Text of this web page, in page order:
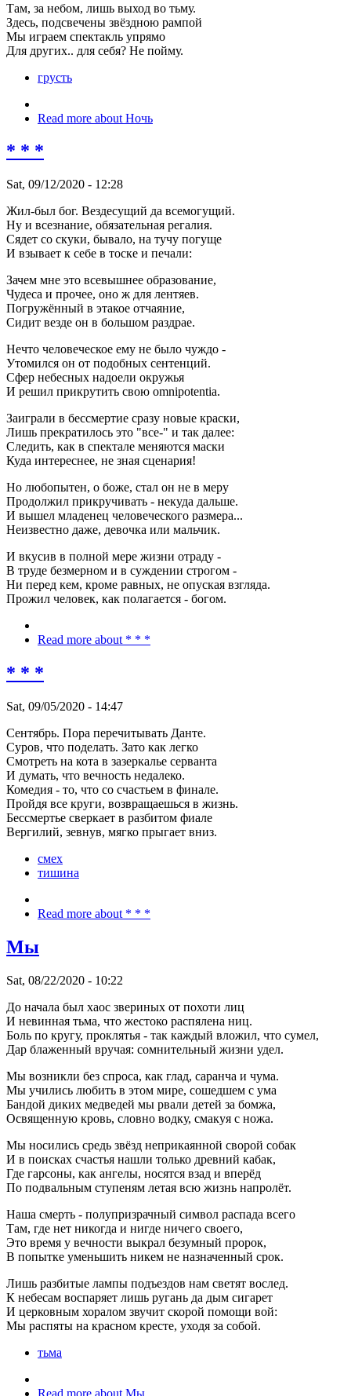
Там, за небом, лишь выход во тьму.
Здесь, подсвечены звёздною рампой
Мы играем спектакль упрямо
Для других.. для себя? Не пойму.
грусть
Read more about Ночь
* * *
Sat, 09/12/2020 - 12:28
Жил-был бог. Вездесущий да всемогущий.
Ну и всезнание, обязательная регалия.
Сядет со скуки, бывало, на тучу погуще
И взывает к себе в тоске и печали:
Зачем мне это всевышнее образование,
Чудеса и прочее, оно ж для лентяев.
Погружённый в этакое отчаяние,
Сидит везде он в большом раздрае.
Нечто человеческое ему не было чуждо -
Утомился он от подобных сентенций.
Сфер небесных надоели окружья
И решил прикрутить свою omnipotentia.
Заиграли в бессмертие сразу новые краски,
Лишь прекратилось это "все-" и так далее:
Следить, как в спектале меняются маски
Куда интереснее, не зная сценария!
Но любопытен, о боже, стал он не в меру
Продолжил прикручивать - некуда дальше.
И вышел младенец человеческого размера...
Неизвестно даже, девочка или мальчик.
И вкусив в полной мере жизни отраду -
В труде безмерном и в суждении строгом -
Ни перед кем, кроме равных, не опуская взгляда.
Прожил человек, как полагается - богом.
Read more about * * *
* * *
Sat, 09/05/2020 - 14:47
Сентябрь. Пора перечитывать Данте.
Суров, что поделать. Зато как легко
Смотреть на кота в зазеркалье серванта
И думать, что вечность недалеко.
Комедия - то, что со счастьем в финале.
Пройдя все круги, возвращаешься в жизнь.
Бессмертье сверкает в разбитом фиале
Вергилий, зевнув, мягко прыгает вниз.
смех
тишина
Read more about * * *
Мы
Sat, 08/22/2020 - 10:22
До начала был хаос звериных от похоти лиц
И невинная тьма, что жестоко распялена ниц.
Боль по кругу, проклятья - так каждый вложил, что сумел,
Дар блаженный вручая: сомнительный жизни удел.
Мы возникли без спроса, как глад, саранча и чума.
Мы учились любить в этом мире, сошедшем с ума
Бандой диких медведей мы рвали детей за бомжа,
Освященную кровь, словно водку, смакуя с ножа.
Мы носились средь звёзд неприкаянной сворой собак
И в поисках счастья нашли только древний кабак,
Где гарсоны, как ангелы, носятся взад и вперёд
По подвальным ступеням летая всю жизнь напролёт.
Наша смерть - полупризрачный символ распада всего
Там, где нет никогда и нигде ничего своего,
Это время у вечности выкрал безумный пророк,
В попытке уменьшить никем не назначенный срок.
Лишь разбитые лампы подъездов нам светят вослед.
К небесам воспаряет лишь ругань да дым сигарет
И церковным хоралом звучит скорой помощи вой:
Мы распяты на красном кресте, уходя за собой.
тьма
Read more about Мы